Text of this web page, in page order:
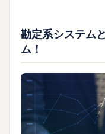
勘定系システム
ム！